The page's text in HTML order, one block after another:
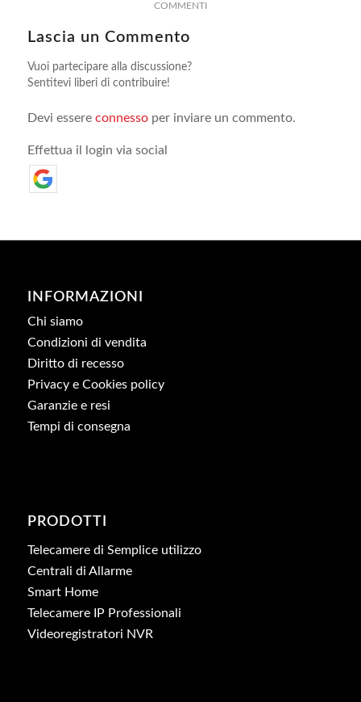
COMMENTI
Lascia un Commento
Vuoi partecipare alla discussione?
Sentitevi liberi di contribuire!
Devi essere connessoper inviare un commento.
Effettua il login via social
INFORMAZIONI
Chi siamo
Condizioni di vendita
Diritto di recesso
Privacy e Cookies policy
Garanzie e resi
Tempi di consegna
PRODOTTI
Telecamere di Semplice utilizzo
Centrali di Allarme
Smart Home
Telecamere IP Professionali
Videoregistratori NVR